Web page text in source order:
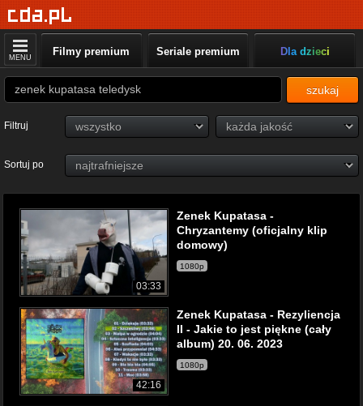
MENU Filmy premium Seriale premium Dla dzieci
szukaj
Filtruj
Sortuj po
03:33
Zenek Kupatasa -
Chryzantemy (oficjalny klip
domowy)
1080p
42:16
Zenek Kupatasa - Rezyliencja
II - Jakie to jest piękne (cały
album) 20. 06. 2023
1080p